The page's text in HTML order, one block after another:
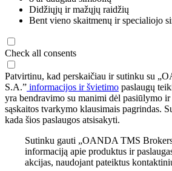
Didžiųjų ir mažųjų raidžių
Bent vieno skaitmenų ir specialiojo
Check all consents
Patvirtinu, kad perskaičiau ir sutinku su
S.A.” informacijos ir švietimo paslaugų
yra bendravimo su manimi dėl pasiūlymo
sąskaitos tvarkymo klausimais pagrindas.
kada šios paslaugos atsisakyti.
Sutinku gauti „OANDA TMS
informaciją apie produktus ir
akcijas, naudojant pateiktus